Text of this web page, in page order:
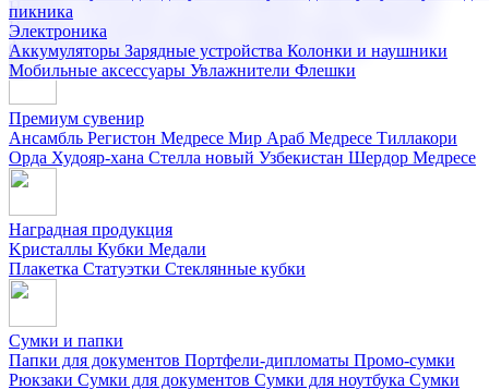
пикника
Электроника
Аккумуляторы Зарядные устройства Колонки и наушники
Мобильные аксессуары Увлажнители Флешки
Наборы с бутылками для воды
Наборы с ежедневниками
Наборы с кружками
флешкамиНовогодние наборыЧайные наборы
Премиум сувенир
Ансамбль Регистон Медресе Мир Араб Медресе Тиллакори
Орда Худояр-хана Стелла новый Узбекистан Шердор Медресе
Наградная продукция
Kристаллы Кубки Медали
Плакетка Статуэтки Стеклянные кубки
Сумки и папки
Папки для документов Портфели-дипломаты Промо-сумки
Рюкзаки Сумки для документов Сумки для ноутбука Сумки